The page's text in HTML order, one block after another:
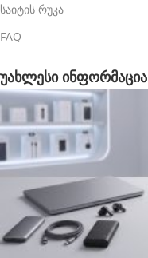
საიტის რუკა
FAQ
უახლესი ინფორმაცია